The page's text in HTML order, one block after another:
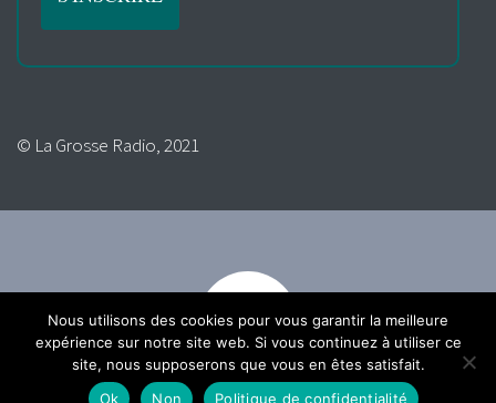
© La Grosse Radio, 2021
Nous utilisons des cookies pour vous garantir la meilleure
expérience sur notre site web. Si vous continuez à utiliser ce
site, nous supposerons que vous en êtes satisfait.
Ok
Non Politique de confidentialité